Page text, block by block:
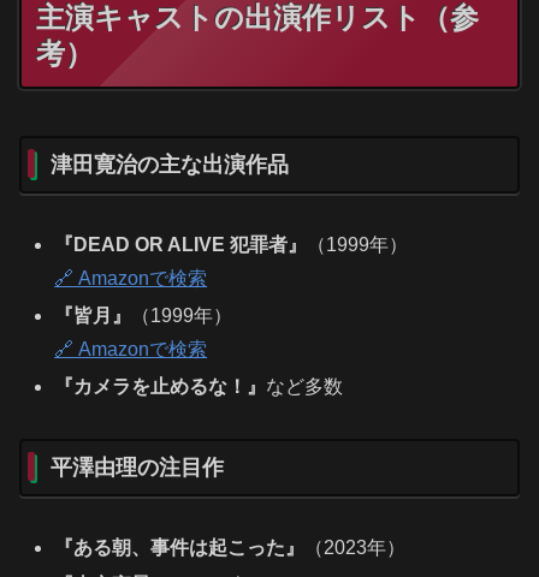
主演キャストの出演作リスト（参
考）
津田寛治の主な出演作品
『DEAD OR ALIVE 犯罪者』
（1999年）
🔗 Amazonで検索
『皆月』
（1999年）
🔗 Amazonで検索
『カメラを止めるな！』 など多数
平澤由理の注目作
『ある朝、事件は起こった』
（2023年）